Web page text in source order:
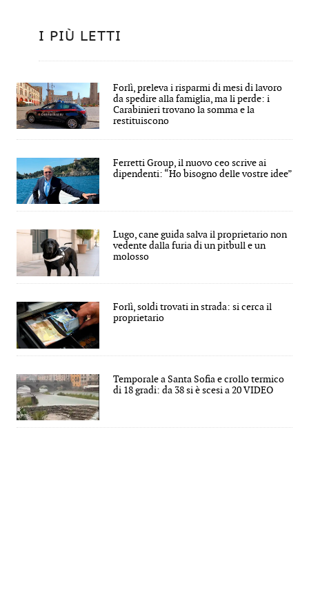
I PIÙ LETTI
Forlì, preleva i risparmi di mesi di lavoro
da spedire alla famiglia, ma li perde: i
Carabinieri trovano la somma e la
restituiscono
Ferretti Group, il nuovo ceo scrive ai
dipendenti: “Ho bisogno delle vostre idee”
Lugo, cane guida salva il proprietario non
vedente dalla furia di un pitbull e un
molosso
Forlì, soldi trovati in strada: si cerca il
proprietario
Temporale a Santa Sofia e crollo termico
di 18 gradi: da 38 si è scesi a 20 VIDEO